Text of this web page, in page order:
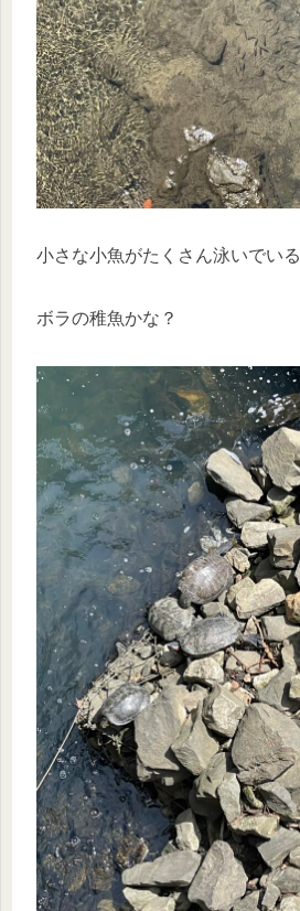
小さな小魚がたくさん泳いでいる
ボラの稚魚かな？